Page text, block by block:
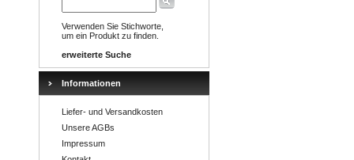
Verwenden Sie Stichworte,
um ein Produkt zu finden.
erweiterte Suche
Informationen
Liefer- und Versandkosten
Unsere AGBs
Impressum